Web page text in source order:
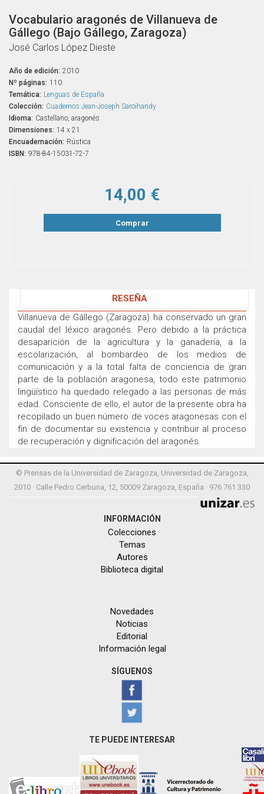
Vocabulario aragonés de Villanueva de
Gállego (Bajo Gállego, Zaragoza)
José Carlos López Dieste
Año de edición: 2010
Nº páginas: 110
Temática: Lenguas de España
Colección: Cuadernos Jean-Joseph Saroïhandy
Idioma: Castellano, aragonés
Dimensiones: 14 x 21
Encuadernación: Rústica
ISBN: 978-84-15031-72-7
14,00 €
Comprar
RESEÑA
Villanueva de Gállego (Zaragoza) ha conservado un gran
caudal del léxico aragonés. Pero debido a la práctica
desaparición de la agricultura y la ganadería, a la
escolarización, al bombardeo de los medios de
comunicación y a la total falta de conciencia de gran
parte de la población aragonesa, todo este patrimonio
lingüístico ha quedado relegado a las personas de más
edad. Consciente de ello, el autor de la presente obra ha
recopilado un buen número de voces aragonesas con el
fin de documentar su existencia y contribuir al proceso
de recuperación y dignificación del aragonés.
© Prensas de la Universidad de Zaragoza, Universidad de Zaragoza,
2010 · Calle Pedro Cerbuna, 12, 50009 Zaragoza, España · 976 761 330
INFORMACIÓN
Colecciones
Temas
Autores
Biblioteca digital
Novedades
Noticias
Editorial
Información legal
SÍGUENOS
TE PUEDE INTERESAR